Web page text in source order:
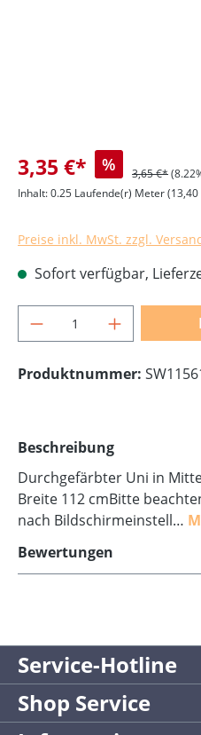
3,35 €* % 3,65 €*
Inhalt:0.25 Laufende(r) Meter
Preise inkl. MwSt. zzgl.
Sofort verfügbar,
Produkt Anzahl:
Produktnummer:
Beschreibung
Durchgefärbter Uni in
Breite 112 cmBitte
nach Bildschirmeinstell…
Bewertungen
Service-Hotline
Shop Service